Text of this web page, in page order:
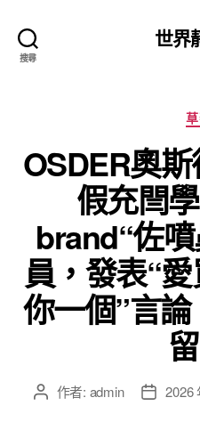
搜尋
世界
OSDER奧
假充閆
brand“佐
員，發表“
你一個”言
文 作者: admin
文 2026